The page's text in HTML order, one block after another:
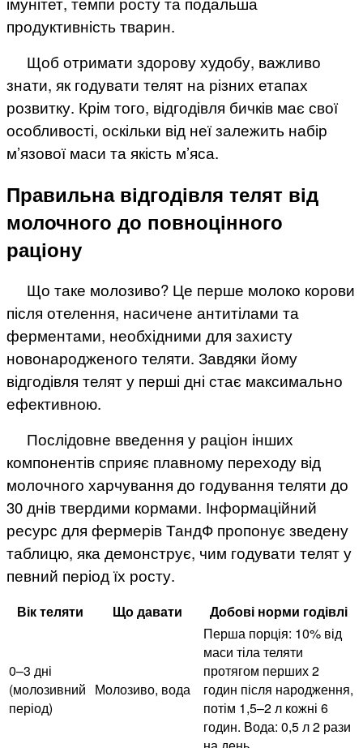
продуктивність тварин.
Щоб отримати здорову худобу, важливо
знати, як годувати телят на різних етапах
розвитку. Крім того, відгодівля бичків має свої
особливості, оскільки від неї залежить набір
м’язової маси та якість м’яса.
Правильна відгодівля телят від
молочного до повноцінного
раціону
Що таке молозиво? Це перше молоко корови
після отелення, насичене антитілами та
ферментами, необхідними для захисту
новонародженого теляти. Завдяки йому
відгодівля телят у перші дні стає максимально
ефективною.
Послідовне введення у раціон інших
компонентів сприяє плавному переходу від
молочного харчування до годування теляти до
30 днів твердими кормами. Інформаційний
ресурс для фермерів ТандФ пропонує зведену
таблицю, яка демонструє, чим годувати телят у
певний період їх росту.
Вік теляти Що давати Добові норми годівлі
0–3 дні
(молозивний
період)
Молозиво, вода
Перша порція: 10% від
маси тіла теляти
протягом перших 2
годин після народження,
потім 1,5–2 л кожні 6
годин. Вода: 0,5 л 2 рази